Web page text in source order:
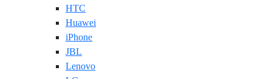
HTC
Huawei
iPhone
JBL
Lenovo